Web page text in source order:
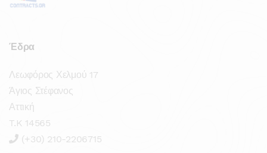
Έδρα
Λεωφόρος Χελμού 17
Άγιος Στέφανος
Αττική
T.K 14565
(+30) 210-2206715